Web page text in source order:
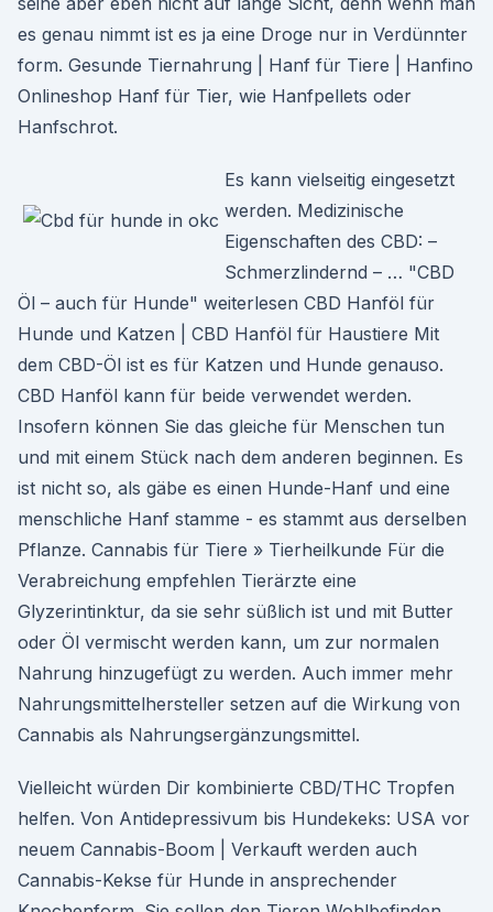
es genau nimmt ist es ja eine Droge nur in Verdünnter
form. Gesunde Tiernahrung | Hanf für Tiere | Hanfino
Onlineshop Hanf für Tier, wie Hanfpellets oder
Hanfschrot.
Es kann vielseitig eingesetzt
werden. Medizinische
Eigenschaften des CBD: –
Schmerzlindernd – … "CBD
Öl – auch für Hunde" weiterlesen CBD Hanföl für
Hunde und Katzen | CBD Hanföl für Haustiere Mit
dem CBD-Öl ist es für Katzen und Hunde genauso.
CBD Hanföl kann für beide verwendet werden.
Insofern können Sie das gleiche für Menschen tun
und mit einem Stück nach dem anderen beginnen. Es
ist nicht so, als gäbe es einen Hunde-Hanf und eine
menschliche Hanf stamme - es stammt aus derselben
Pflanze. Cannabis für Tiere » Tierheilkunde Für die
Verabreichung empfehlen Tierärzte eine
Glyzerintinktur, da sie sehr süßlich ist und mit Butter
oder Öl vermischt werden kann, um zur normalen
Nahrung hinzugefügt zu werden. Auch immer mehr
Nahrungsmittelhersteller setzen auf die Wirkung von
Cannabis als Nahrungsergänzungsmittel.
Vielleicht würden Dir kombinierte CBD/THC Tropfen
helfen. Von Antidepressivum bis Hundekeks: USA vor
neuem Cannabis-Boom | Verkauft werden auch
Cannabis-Kekse für Hunde in ansprechender